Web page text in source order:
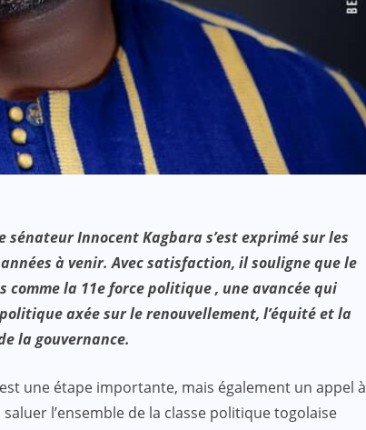
Innocent Kagbara s’est exprimé sur les
à venir. Avec satisfaction, il souligne que le
la 11e force politique , une avancée qui
axée sur le renouvellement, l’équité et la
la gouvernance.
une étape importante, mais également un appel à
l’ensemble de la classe politique togolaise